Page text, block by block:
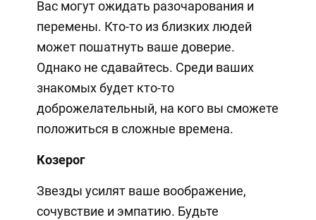
Вас могут ожидать разочарования и
перемены. Кто-то из близких людей
может пошатнуть ваше доверие.
Однако не сдавайтесь. Среди ваших
знакомых будет кто-то
доброжелательный, на кого вы сможете
положиться в сложные времена.
Козерог
Звезды усилят ваше воображение,
сочувствие и эмпатию. Будьте